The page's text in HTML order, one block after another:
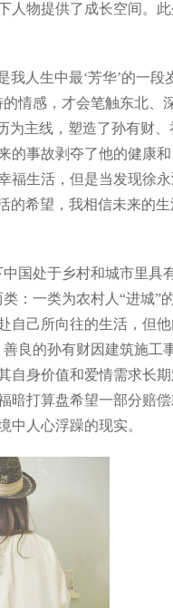
物提供了成长空间。
人生中最‘芳华’的一
情感，才会笔触东北
主线，塑造了孙有财
事故剥夺了他的健康
生活，但是当发现徐
希望，我相信未来的
处于乡村和城市里具
一类为农村人“进城”
己所向往的生活，但
良的孙有财因建筑施
身价值和爱情需求长
打算盘希望一部分赔
中人心浮躁的现实。